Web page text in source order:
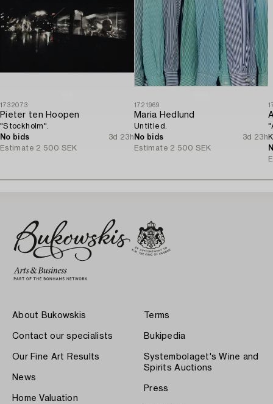
1732073
Pieter ten Hoopen
"Stockholm".
No bids
3d 23h
Estimate 2 500 SEK
1721969
Maria Hedlund
Untitled.
No bids
3d 23h
Estimate 2 500 SEK
About Bukowskis
Contact our specialists
Our Fine Art Results
News
Home Valuation
Terms
Bukipedia
Systembolaget's Wine and
Spirits Auctions
Press